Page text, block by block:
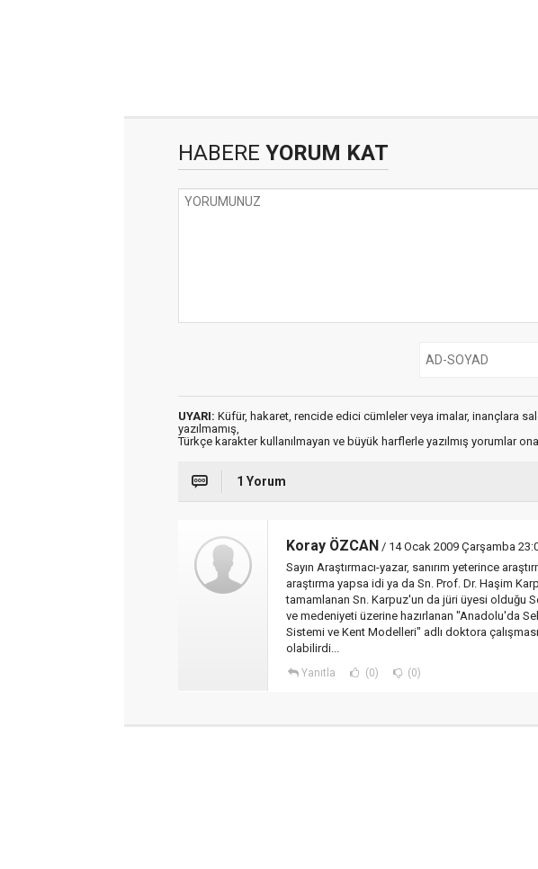
HABERE YORUM KAT
UYARI: Küfür, hakaret, rencide edici cümleler veya imalar, inançlara
yazılmamış,
Türkçe karakter kullanılmayan ve büyük harflerle yazılmış yorumlar
1 Yorum
Koray ÖZCAN / 14 Ocak 2009 Çarşamba
Sayın Araştırmacı-yazar, sanırım yeterince
araştırma yapsa idi ya da Sn. Prof. Dr. Haşim
tamamlanan Sn. Karpuz'un da jüri üyesi olduğu
ve medeniyeti üzerine hazırlanan "Anadolu'da
Sistemi ve Kent Modelleri" adlı doktora
olabilirdi...
Yanıtla (0) (0)